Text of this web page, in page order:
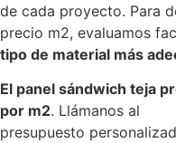
de cada proyecto. Para
precio m2, evaluamos
tipo de material más
El panel sándwich teja
por m2. Llámanos al
presupuesto